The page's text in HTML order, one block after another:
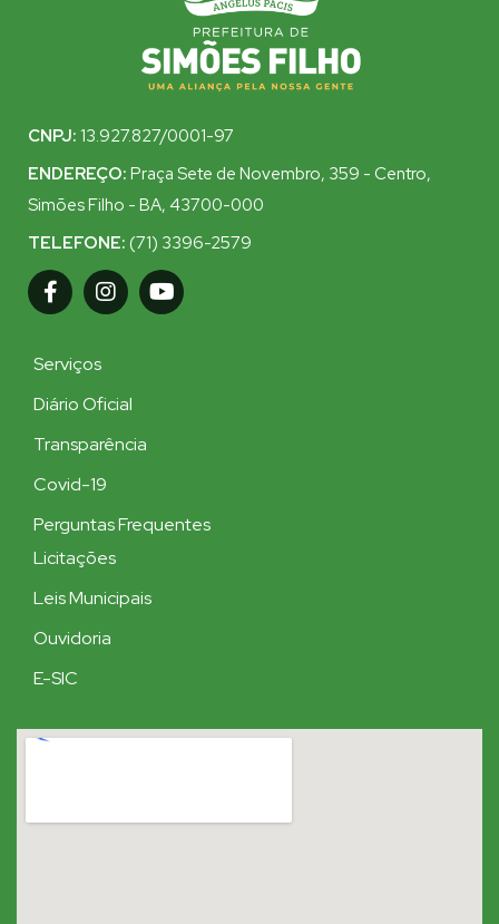
CNPJ: 13.927.827/0001-97
ENDEREÇO: Praça Sete de Novembro, 359 - Centro,
Simões Filho - BA, 43700-000
TELEFONE: (71) 3396-2579
Serviços
Diário Oficial
Transparência
Covid-19
Perguntas Frequentes
Licitações
Leis Municipais
Ouvidoria
E-SIC